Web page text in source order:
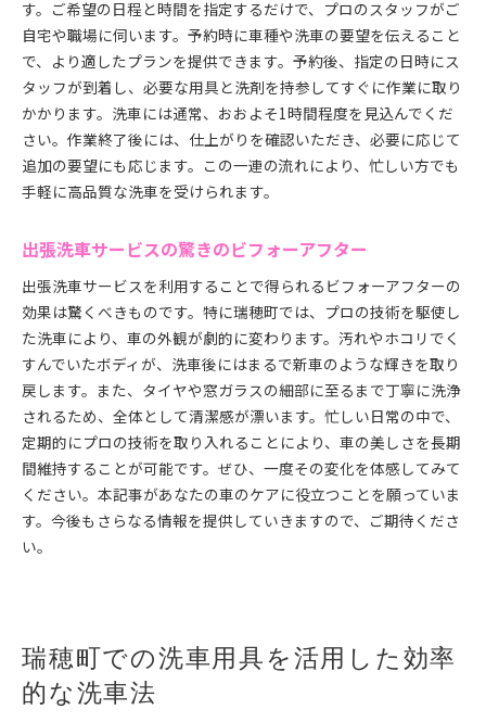
す。ご希望の日程と時間を指定するだけで、プロのスタッフがご
自宅や職場に伺います。予約時に車種や洗車の要望を伝えること
で、より適したプランを提供できます。予約後、指定の日時にス
タッフが到着し、必要な用具と洗剤を持参してすぐに作業に取り
かかります。洗車には通常、おおよそ1時間程度を見込んでくだ
さい。作業終了後には、仕上がりを確認いただき、必要に応じて
追加の要望にも応じます。この一連の流れにより、忙しい方でも
手軽に高品質な洗車を受けられます。
出張洗車サービスの驚きのビフォーアフター
出張洗車サービスを利用することで得られるビフォーアフターの
効果は驚くべきものです。特に瑞穂町では、プロの技術を駆使し
た洗車により、車の外観が劇的に変わります。汚れやホコリでく
すんでいたボディが、洗車後にはまるで新車のような輝きを取り
戻します。また、タイヤや窓ガラスの細部に至るまで丁寧に洗浄
されるため、全体として清潔感が漂います。忙しい日常の中で、
定期的にプロの技術を取り入れることにより、車の美しさを長期
間維持することが可能です。ぜひ、一度その変化を体感してみて
ください。本記事があなたの車のケアに役立つことを願っていま
す。今後もさらなる情報を提供していきますので、ご期待くださ
い。
瑞穂町での洗車用具を活用した効率
的な洗車法